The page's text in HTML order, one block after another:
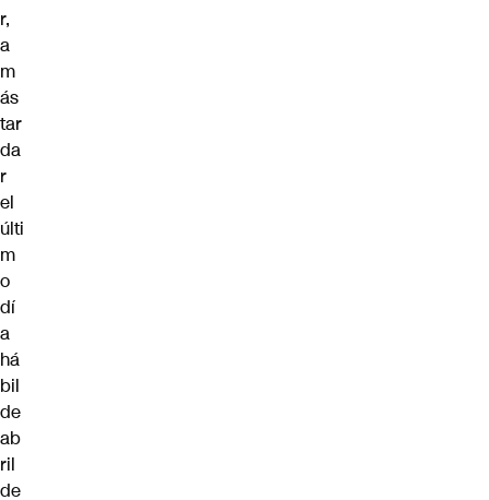
r,
a
m
ás
tar
da
r
el
últi
m
o
dí
a
há
bil
de
ab
ril
de